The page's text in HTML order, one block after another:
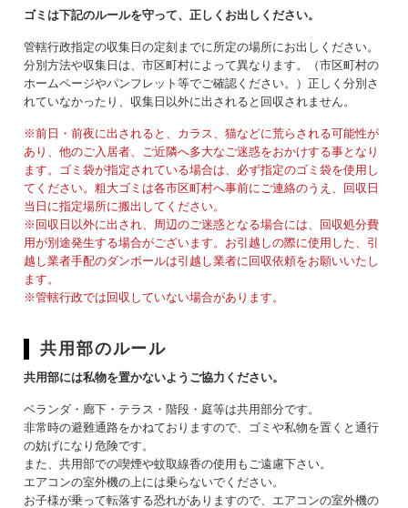
ゴミは下記のルールを守って、正しくお出しください。
管轄行政指定の収集日の定刻までに所定の場所にお出しください。
分別方法や収集日は、市区町村によって異なります。（市区町村の
ホームページやパンフレット等でご確認ください。）正しく分別さ
れていなかったり、収集日以外に出されると回収されません。
※前日・前夜に出されると、カラス、猫などに荒らされる可能性が
あり、他のご入居者、ご近隣へ多大なご迷惑をおかけする事となり
ます。ゴミ袋が指定されている場合は、必ず指定のゴミ袋を使用し
てください。粗大ゴミは各市区町村へ事前にご連絡のうえ、回収日
当日に指定場所に搬出してください。
※回収日以外に出され、周辺のご迷惑となる場合には、回収処分費
用が別途発生する場合がございます。お引越しの際に使用した、引
越し業者手配のダンボールは引越し業者に回収依頼をお願いいたし
ます。
※管轄行政では回収していない場合があります。
共用部のルール
共用部には私物を置かないようご協力ください。
ベランダ・廊下・テラス・階段・庭等は共用部分です。
非常時の避難通路をかねておりますので、ゴミや私物を置くと通行
の妨げになり危険です。
また、共用部での喫煙や蚊取線香の使用もご遠慮下さい。
エアコンの室外機の上には乗らないでください。
お子様が乗って転落する恐れがありますので、エアコンの室外機の